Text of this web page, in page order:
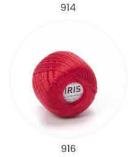
914
916